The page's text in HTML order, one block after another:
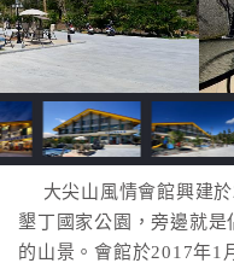
直
接
跟
飯
店
房
HOT
大尖山風情會館興建於
墾丁國家公園，旁邊就
的山景。會館於2017年1